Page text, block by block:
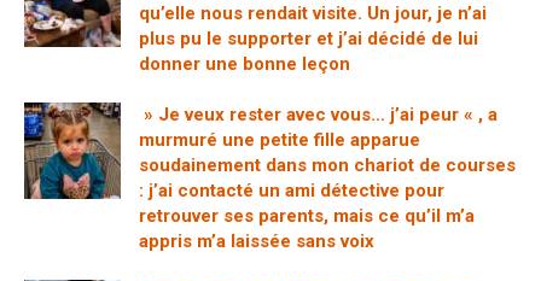
qu’elle nous rendait visite. Un jour, je n’ai
plus pu le supporter et j’ai décidé de lui
donner une bonne leçon
» Je veux rester avec vous… j’ai peur « , a
murmuré une petite fille apparue
soudainement dans mon chariot de courses
: j’ai contacté un ami détective pour
retrouver ses parents, mais ce qu’il m’a
appris m’a laissée sans voix